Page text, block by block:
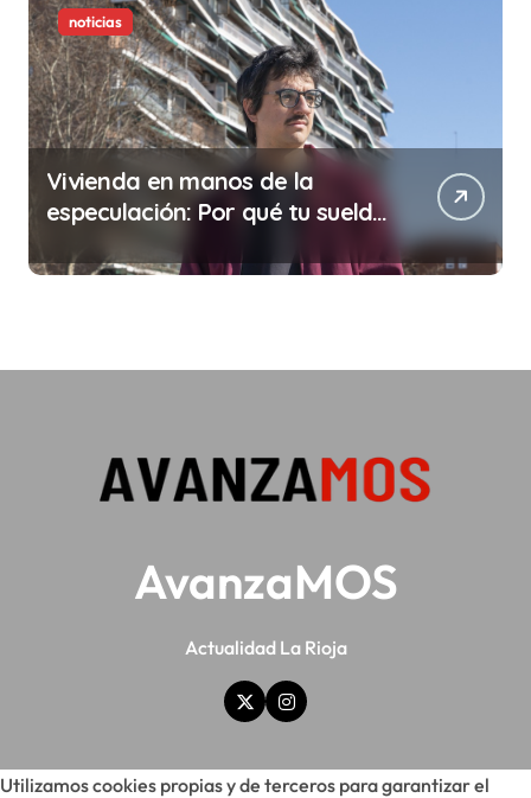
noticias
Vivienda en manos de la
especulación: Por qué tu sueldo
AvanzaMOS
Actualidad La Rioja
Utilizamos cookies propias y de terceros para garantizar el